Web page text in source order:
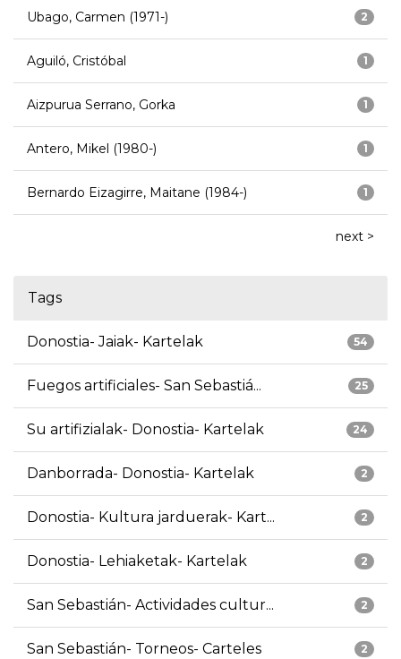
2
Ubago, Carmen (1971-)
1
Aguiló, Cristóbal
1
Aizpurua Serrano, Gorka
1
Antero, Mikel (1980-)
1
Bernardo Eizagirre, Maitane (1984-)
next >
Tags
54
Donostia- Jaiak- Kartelak
25
Fuegos artificiales- San Sebastiá...
24
Su artifizialak- Donostia- Kartelak
2
Danborrada- Donostia- Kartelak
2
Donostia- Kultura jarduerak- Kart...
2
Donostia- Lehiaketak- Kartelak
2
San Sebastián- Actividades cultur...
2
San Sebastián- Torneos- Carteles